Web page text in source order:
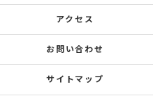
アクセス
お問い合わせ
サイトマップ